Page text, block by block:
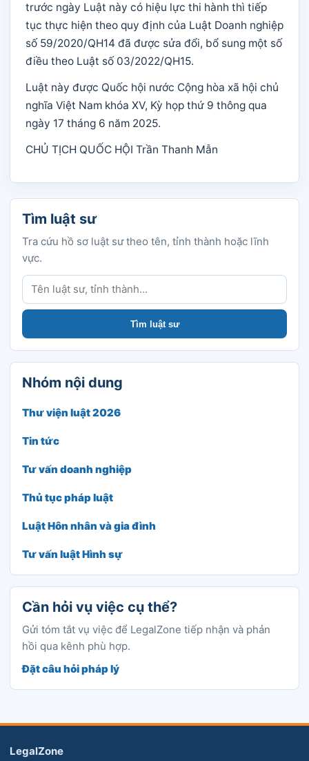
trước ngày Luật này có hiệu lực thi hành thì tiếp
tục thực hiện theo quy định của Luật Doanh nghiệp
số 59/2020/QH14 đã được sửa đổi, bổ sung một số
điều theo Luật số 03/2022/QH15.
Luật này được Quốc hội nước Cộng hòa xã hội chủ
nghĩa Việt Nam khóa XV, Kỳ họp thứ 9 thông qua
ngày 17 tháng 6 năm 2025.
CHỦ TỊCH QUỐC HỘI Trần Thanh Mẫn
Tìm luật sư
Tra cứu hồ sơ luật sư theo tên, tỉnh thành hoặc lĩnh
vực.
Tìm luật sư
Tìm luật sư
Nhóm nội dung
Thư viện luật 2026
Tin tức
Tư vấn doanh nghiệp
Thủ tục pháp luật
Luật Hôn nhân và gia đình
Tư vấn luật Hình sự
Cần hỏi vụ việc cụ thể?
Gửi tóm tắt vụ việc để LegalZone tiếp nhận và phản
hồi qua kênh phù hợp.
Đặt câu hỏi pháp lý
LegalZone